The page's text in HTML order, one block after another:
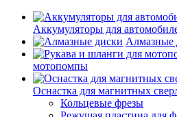
Аккумуляторы для
Алмазные
мотопомпы
Оснастка для магнитных
Кольцевые фрезы